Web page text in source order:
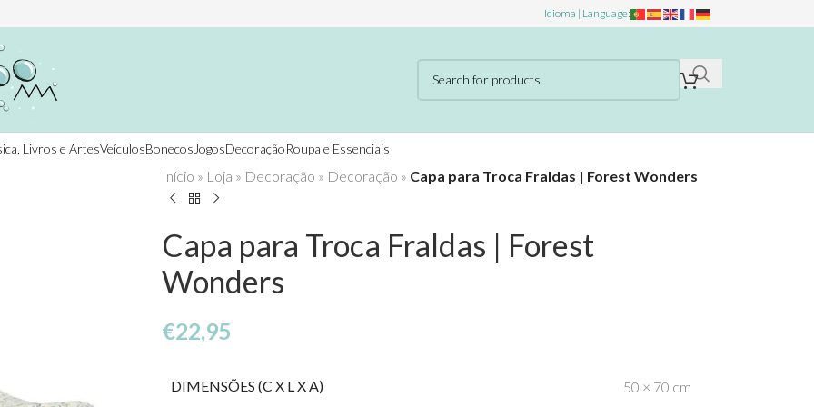
Idioma | Language:
Livros e ArtesVeículosBonecos JogosDecoraçãoRoupa e Essenciais
Início » Loja » Decoração » Decoração » Capa para Troca Fraldas | Forest Wonders
Capa para Troca Fraldas | Forest
Wonders
€22,95
DIMENSÕES (C X L X A) 50 × 70 cm